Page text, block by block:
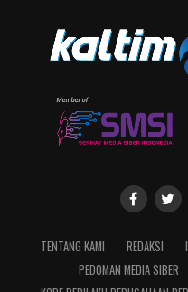
TENTANG KAMI REDAKSI
PEDOMAN MEDIA SIBER